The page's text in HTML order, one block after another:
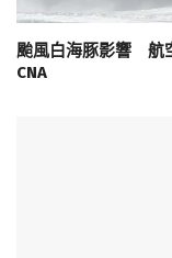
颱風白海豚影響 航
CNA